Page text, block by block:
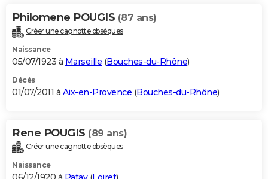
Philomene POUGIS (87 ans)
Créer une cagnotte obsèques
Naissance
05/07/1923 à Marseille (Bouches-du-Rhône)
Décès
01/07/2011 à Aix-en-Provence (Bouches-du-Rhône)
Rene POUGIS (89 ans)
Créer une cagnotte obsèques
Naissance